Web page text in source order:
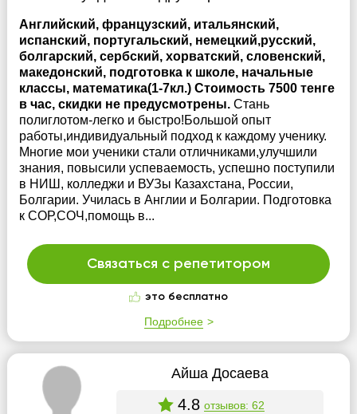
Английский, французский, итальянский,
испанский, португальский, немецкий,русский,
болгарский, сербский, хорватский, словенский,
македонский, подготовка к школе, начальные
классы, математика(1-7кл.) Стоимость 7500 тенге
в час, скидки не предусмотрены. Стань
полиглотом-легко и быстро!Большой опыт
работы,индивидуальный подход к каждому ученику.
Многие мои ученики стали отличниками,улучшили
знания, повысили успеваемость, успешно поступили
в НИШ, колледжи и ВУЗы Казахстана, России,
Болгарии. Училась в Англии и Болгарии. Подготовка
к СОР,СОЧ,помощь в...
Связаться с репетитором
это бесплатно
Подробнее
Айша Досаева
4.8 отзывов: 62